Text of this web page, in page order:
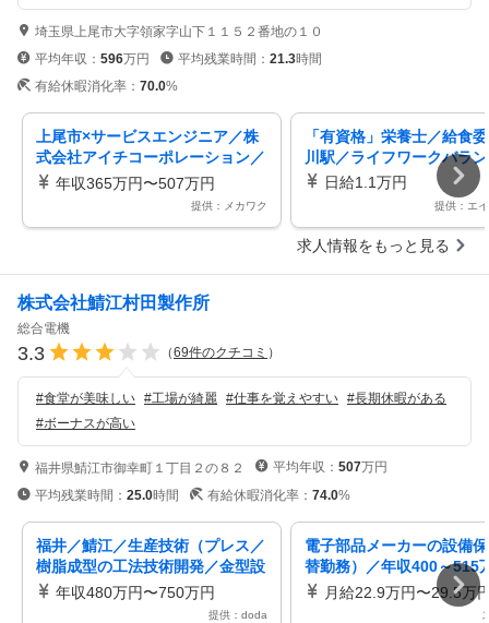
埼玉県上尾市大字領家字山下１１５２番地の１０
平均年収： 596万円 平均残業時間： 21.3時間
有給休暇消化率： 70.0%
上尾市×サービスエンジニア／株
式会社アイチコーポレーション／
国内トップシェアの高所作業車メ
ーカー ／年間休日121日／賞与あ
年収365万円〜507万円
提供：メカワク
「有資格」栄養士／給食
川駅／ライフワークバラ
日給1.1万円
提供：エ
求人情報をもっと見る
株式会社鯖江村田製作所
総合電機
3.3 （69件のクチコミ ）
#食堂が美味しい #工場が綺麗 #仕事を覚えやすい #長期休暇がある
#ボーナスが高い
福井県鯖江市御幸町１丁目２の８２ 平均年収： 507万円
平均残業時間： 25.0時間 有給休暇消化率： 74.0%
福井／鯖江／生産技術（プレス／
樹脂成型の工法技術開発／金型設
計開発）精密加工に強み／福利厚
年収480万円〜750万円
提供：doda
電子部品メーカーの設備
替勤務）／年収400～515
世界に最先端の電子部品
る村田製作所の生産拠点
月給22.9万円〜29.5万